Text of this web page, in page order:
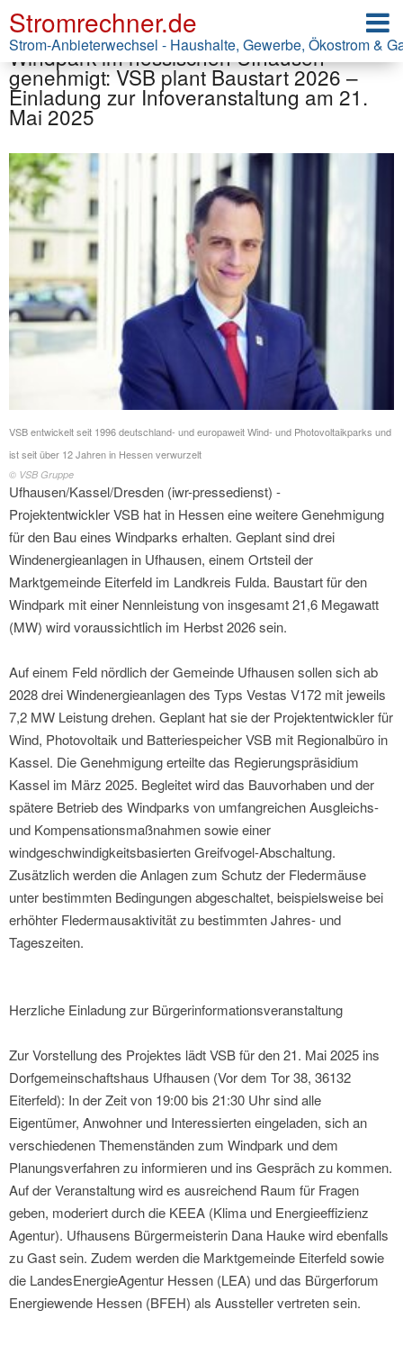
Stromrechner.de
Strom-Anbieterwechsel - Haushalte, Gewerbe, Ökostrom &
Pressemitteilung VSB Holding GmbH
Windpark im hessischen Ufhausen
genehmigt: VSB plant Baustart 2026 –
Einladung zur Infoveranstaltung am 21.
Mai 2025
VSB entwickelt seit 1996 deutschland- und europaweit Wind- und Photovoltaikparks und
ist seit über 12 Jahren in Hessen verwurzelt
© VSB Gruppe
Ufhausen/Kassel/Dresden (iwr-pressedienst) -
Projektentwickler VSB hat in Hessen eine weitere Genehmigung
für den Bau eines Windparks erhalten. Geplant sind drei
Windenergieanlagen in Ufhausen, einem Ortsteil der
Marktgemeinde Eiterfeld im Landkreis Fulda. Baustart für den
Windpark mit einer Nennleistung von insgesamt 21,6 Megawatt
(MW) wird voraussichtlich im Herbst 2026 sein.
Auf einem Feld nördlich der Gemeinde Ufhausen sollen sich ab
2028 drei Windenergieanlagen des Typs Vestas V172 mit jeweils
7,2 MW Leistung drehen. Geplant hat sie der Projektentwickler für
Wind, Photovoltaik und Batteriespeicher VSB mit Regionalbüro in
Kassel. Die Genehmigung erteilte das Regierungspräsidium
Kassel im März 2025. Begleitet wird das Bauvorhaben und der
spätere Betrieb des Windparks von umfangreichen Ausgleichs-
und Kompensationsmaßnahmen sowie einer
windgeschwindigkeitsbasierten Greifvogel-Abschaltung.
Zusätzlich werden die Anlagen zum Schutz der Fledermäuse
unter bestimmten Bedingungen abgeschaltet, beispielsweise bei
erhöhter Fledermausaktivität zu bestimmten Jahres- und
Tageszeiten.
Herzliche Einladung zur Bürgerinformationsveranstaltung
Zur Vorstellung des Projektes lädt VSB für den 21. Mai 2025 ins
Dorfgemeinschaftshaus Ufhausen (Vor dem Tor 38, 36132
Eiterfeld): In der Zeit von 19:00 bis 21:30 Uhr sind alle
Eigentümer, Anwohner und Interessierten eingeladen, sich an
verschiedenen Themenständen zum Windpark und dem
Planungsverfahren zu informieren und ins Gespräch zu kommen.
Auf der Veranstaltung wird es ausreichend Raum für Fragen
geben, moderiert durch die KEEA (Klima und Energieeffizienz
Agentur). Ufhausens Bürgermeisterin Dana Hauke wird ebenfalls
zu Gast sein. Zudem werden die Marktgemeinde Eiterfeld sowie
die LandesEnergieAgentur Hessen (LEA) und das Bürgerforum
Energiewende Hessen (BFEH) als Aussteller vertreten sein.